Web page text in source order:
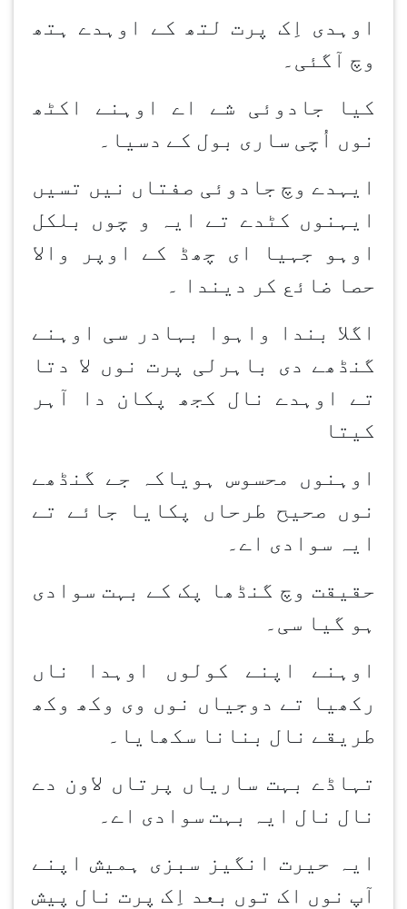
اوہدی اِک پرت لتھ کے اوہدے ہتھ
وچ آگئی۔
کیا جادوئی شے اے اوہنے اکٹھ
نوں اُچی ساری بول کے دسیا۔
ایہدے وچ جادوئی صفتاں نیں تسیں
ایہنوں کٹدے تے ایہ و چوں بلکل
اوہو جہیا ای چھڈ کے اوپر والا
حصا ضائع کر دیندا ۔
اگلا بندا واہوا بہادر سی اوہنے
گنڈھے دی باہرلی پرت نوں لا دتا
تے اوہدے نال کجھ پکان دا آہر
کیتا
اوہنوں محسوس ہویاکہ جے گنڈھے
نوں صحیح طرحاں پکایا جائے تے
ایہ سوادی اے۔
حقیقت وچ گنڈھا پک کے بہت سوادی
ہو گیا سی۔
اوہنے اپنے کولوں اوہدا ناں
رکھیا تے دوجیاں نوں وی وکھ وکھ
طریقے نال بنانا سکھایا۔
تہاڈے بہت ساریاں پرتاں لاون دے
نال نال ایہ بہت سوادی اے۔
ایہ حیرت انگیز سبزی ہمیش اپنے
آپ نوں اک توں بعد اِک پرت نال پیش